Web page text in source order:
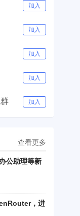
加入
加入
加入
加入
加入
查看更多
公助理等新
，进